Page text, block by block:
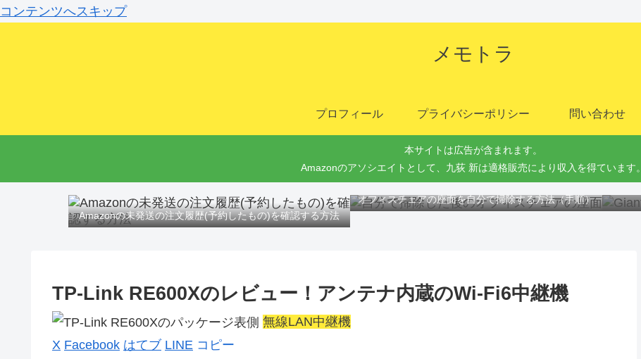
コンテンツへスキップ
メモトラ
プロフィール プライバシーポリシー 問い合わせ
本サイトは広告が含まれます。
Amazonのアソシエイトとして、九荻 新は適格販売により収入を得ています。
Amazonの未発送の注文履歴(予約したもの)を確認する方法
オフィスチェアの座面を自分で掃除する方法（手順）
TP-Link RE600Xのレビュー！アンテナ内蔵のWi-Fi6中継機
無線LAN中継機
X Facebook はてブ LINE コピー